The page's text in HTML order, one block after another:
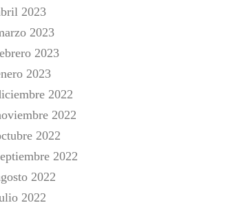
2023
2023
2023
2023
2022
2022
2022
2022
2022
2022